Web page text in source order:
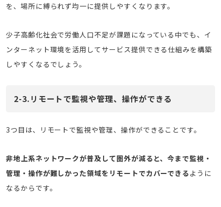
を、場所に縛られず均一に提供しやすくなります。
少子高齢化社会で労働人口不足が課題になっている中でも、イ
ンターネット環境を活用してサービス提供できる仕組みを構築
しやすくなるでしょう。
2-3.リモートで監視や管理、操作ができる
3つ目は、リモートで監視や管理、操作ができることです。
非地上系ネットワークが普及して圏外が減ると、今まで監視・
管理・操作が難しかった領域をリモートでカバーできる ように
なるからです。